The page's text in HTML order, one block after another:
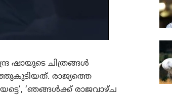
ഷായുടെ ചിത്രങ്ങൾ
രാജ്യത്തെ
‘ഞങ്ങൾക്ക് രാജവാഴ്ച